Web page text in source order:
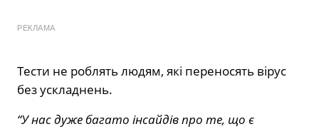
РЕКЛАМА
Тести не роблять людям, які переносять вірус
без ускладнень.
“У нас дуже багато інсайдів про те, що є